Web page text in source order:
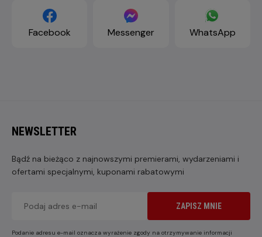
Facebook Messenger WhatsApp
NEWSLETTER
Bądź na bieżąco z najnowszymi premierami, wydarzeniami i
ofertami specjalnymi, kuponami rabatowymi
ZAPISZ MNIE
Podanie adresu e-mail oznacza wyrażenie zgody na otrzymywanie informacji